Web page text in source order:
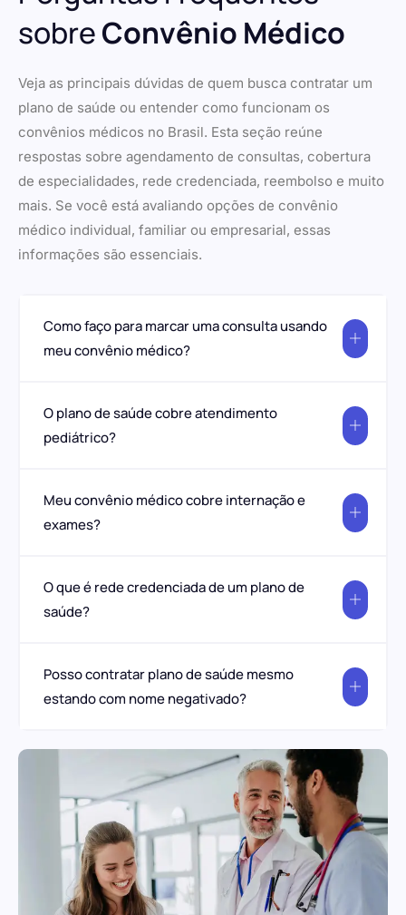
sobreConvênio Médico
Veja as principais dúvidas de quem busca contratar um
plano de saúde ou entender como funcionam os
convênios médicos no Brasil. Esta seção reúne
respostas sobre agendamento de consultas, cobertura
de especialidades, rede credenciada, reembolso e muito
mais. Se você está avaliando opções de convênio
médico individual, familiar ou empresarial, essas
informações são essenciais.
Como faço para marcar uma consulta usando
meu convênio médico?
O plano de saúde cobre atendimento
pediátrico?
Meu convênio médico cobre internação e
exames?
O que é rede credenciada de um plano de
saúde?
Posso contratar plano de saúde mesmo
estando com nome negativado?